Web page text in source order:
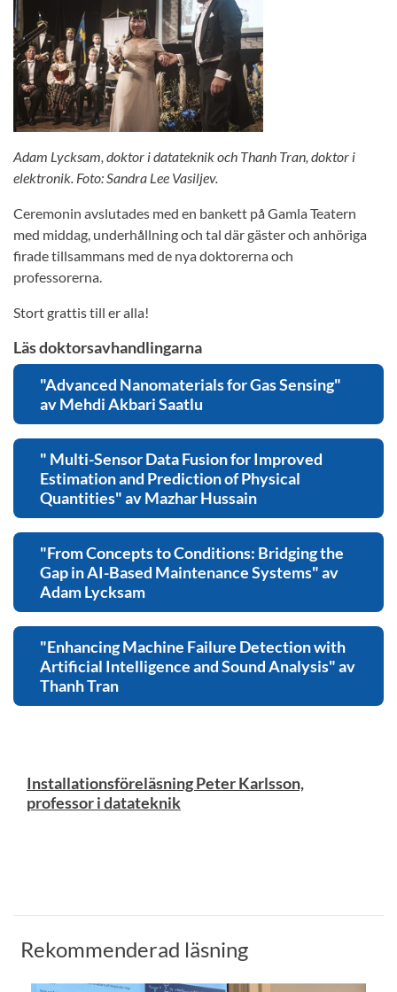
Adam Lycksam, doktor i datateknik och Thanh Tran, doktor i
elektronik. Foto: Sandra Lee Vasiljev.
Ceremonin avslutades med en bankett på Gamla Teatern
med middag, underhållning och tal där gäster och anhöriga
firade tillsammans med de nya doktorerna och
professorerna.
Stort grattis till er alla!
Läs doktorsavhandlingarna
"Advanced Nanomaterials for Gas Sensing"
av Mehdi Akbari Saatlu
" Multi-Sensor Data Fusion for Improved
Estimation and Prediction of Physical
Quantities" av Mazhar Hussain
"From Concepts to Conditions: Bridging the
Gap in AI-Based Maintenance Systems" av
Adam Lycksam
"Enhancing Machine Failure Detection with
Artificial Intelligence and Sound Analysis" av
Thanh Tran
Installationsföreläsning Peter Karlsson,
professor i datateknik
Rekommenderad läsning